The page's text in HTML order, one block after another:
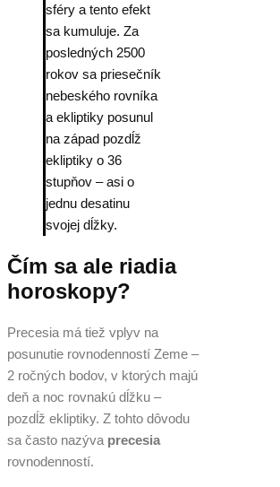
sféry a tento efekt
sa kumuluje. Za
posledných 2500
rokov sa priesečník
nebeského rovníka
a ekliptiky posunul
na západ pozdĺž
ekliptiky o 36
stupňov – asi o
jednu desatinu
svojej dĺžky.
Čím sa ale riadia
horoskopy?
Precesia má tiež vplyv na
posunutie rovnodenností Zeme –
2 ročných bodov, v ktorých majú
deň a noc rovnakú dĺžku –
pozdĺž ekliptiky. Z tohto dôvodu
sa často nazýva precesia
rovnodenností.